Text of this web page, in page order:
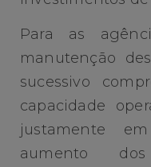
Para as
manutenção
sucessivo
capacidade
justamente
aumento